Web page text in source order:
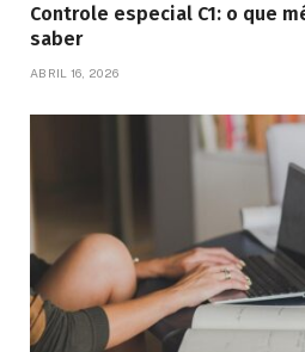
Controle especial C1: o que
saber
ABRIL 16, 2026